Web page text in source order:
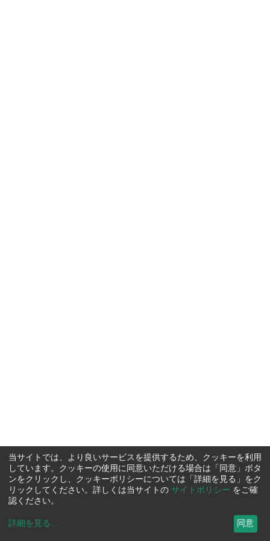
当サイトでは、より良いサービスを提供するため、クッキーを利用
しています。クッキーの使用に同意いただける場合は「同意」ボタ
ンをクリックし、クッキーポリシーについては「詳細を見る」をク
リックしてください。詳しくは当サイトの サイトポリシー をご確
認ください。
詳細を見る ... 同意